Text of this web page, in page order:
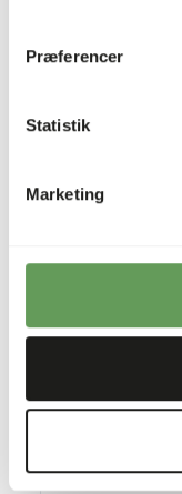
Præferencer
Statistik
Marketing